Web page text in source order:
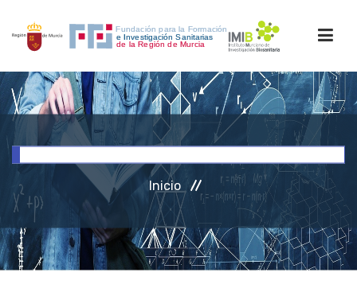
INICIO
INVESTIGACIÓN
RRHH
Inicio